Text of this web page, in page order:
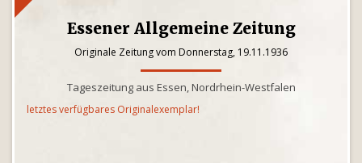
Essener Allgemeine Zeitung
Originale Zeitung vom Donnerstag, 19.11.1936
Tageszeitung aus Essen, Nordrhein-Westfalen
letztes verfügbares Originalexemplar!